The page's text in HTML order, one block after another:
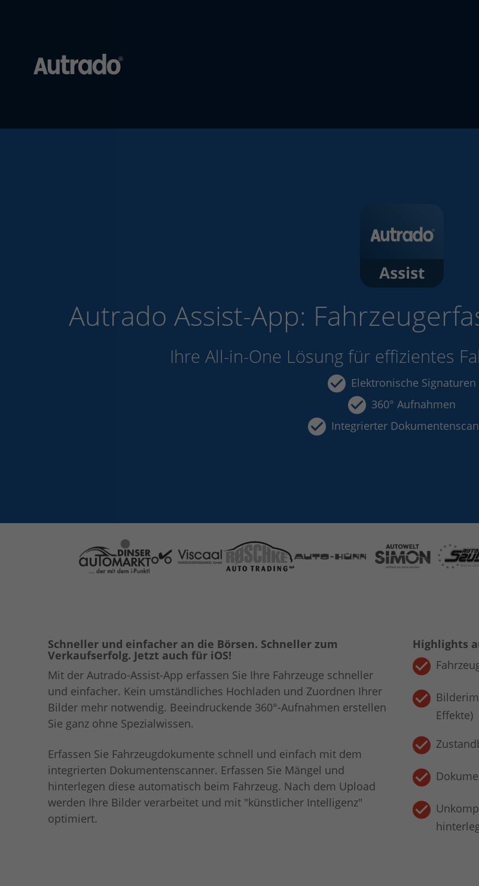
Autrado Assist-App:
Ihre All-in-One Lösung für effizientes
Elektronische Signaturen
360° Aufnahmen
Integrierter
Schneller und einfacher an die Börsen. Schneller zum
Verkaufserfolg. Jetzt auch für iOS!
Mit der Autrado-Assist-App erfassen Sie Ihre Fahrzeuge schneller
und einfacher. Kein umständliches Hochladen und Zuordnen Ihrer
Bilder mehr notwendig. Beeindruckende 360°-Aufnahmen erstellen
Sie ganz ohne Spezialwissen.
Erfassen Sie Fahrzeugdokumente schnell und einfach mit dem
integrierten Dokumentenscanner. Erfassen Sie Mängel und
hinterlegen diese automatisch beim Fahrzeug. Nach dem Upload
werden Ihre Bilder verarbeitet und mit "künstlicher Intelligenz"
optimiert.
Highlights
Effekte)